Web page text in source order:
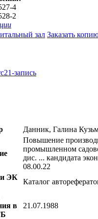
4
2
зал Заказать
запись
Данник, Галина
Повышение
промышленном
дис. ... кандидата
08.00.22
ЭК
Каталог
в
21.07.1988